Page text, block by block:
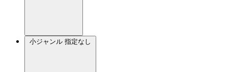
小ジャンル 指定なし